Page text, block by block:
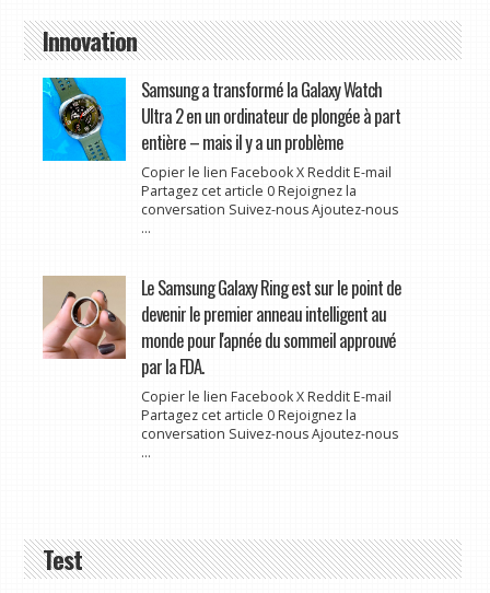
Innovation
Samsung a transformé la Galaxy Watch
Ultra 2 en un ordinateur de plongée à part
entière – mais il y a un problème
Copier le lien Facebook X Reddit E-mail
Partagez cet article 0 Rejoignez la
conversation Suivez-nous Ajoutez-nous
...
Le Samsung Galaxy Ring est sur le point de
devenir le premier anneau intelligent au
monde pour l'apnée du sommeil approuvé
par la FDA.
Copier le lien Facebook X Reddit E-mail
Partagez cet article 0 Rejoignez la
conversation Suivez-nous Ajoutez-nous
...
Test